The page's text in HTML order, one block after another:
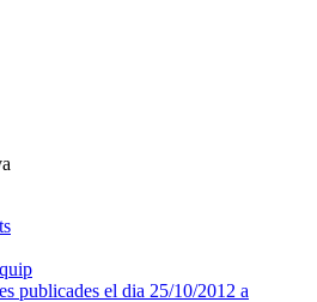
publicades el dia 25/10/2012 a